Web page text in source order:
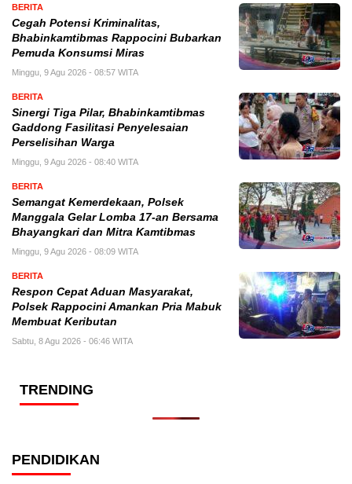
BERITA
Cegah Potensi Kriminalitas,
Bhabinkamtibmas Rappocini Bubarkan
Pemuda Konsumsi Miras
Minggu, 9 Agu 2026 - 08:57 WITA
BERITA
Sinergi Tiga Pilar, Bhabinkamtibmas
Gaddong Fasilitasi Penyelesaian
Perselisihan Warga
Minggu, 9 Agu 2026 - 08:40 WITA
BERITA
Semangat Kemerdekaan, Polsek
Manggala Gelar Lomba 17-an Bersama
Bhayangkari dan Mitra Kamtibmas
Minggu, 9 Agu 2026 - 08:09 WITA
BERITA
Respon Cepat Aduan Masyarakat,
Polsek Rappocini Amankan Pria Mabuk
Membuat Keributan
Sabtu, 8 Agu 2026 - 06:46 WITA
TRENDING
PENDIDIKAN